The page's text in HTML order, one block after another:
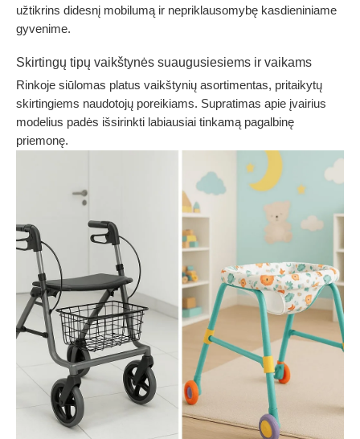
užtikrins didesnį mobilumą ir nepriklausomybę kasdieniniame
gyvenime.
Skirtingų tipų vaikštynės suaugusiesiems ir vaikams
Rinkoje siūlomas platus vaikštynių asortimentas, pritaikytų
skirtingiems naudotojų poreikiams. Supratimas apie įvairius
modelius padės išsirinkti labiausiai tinkamą pagalbinę
priemonę.